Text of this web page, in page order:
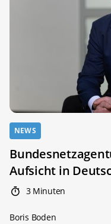
NEWS
Aufsicht in
3 Minuten
Boris Boden